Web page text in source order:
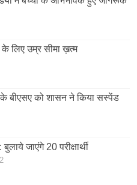
लिए उम्र सीमा ख़त्म
बीएसए को शासन ने किया सस्पेंड
बुलाये जाएंगे 20 परीक्षार्थी